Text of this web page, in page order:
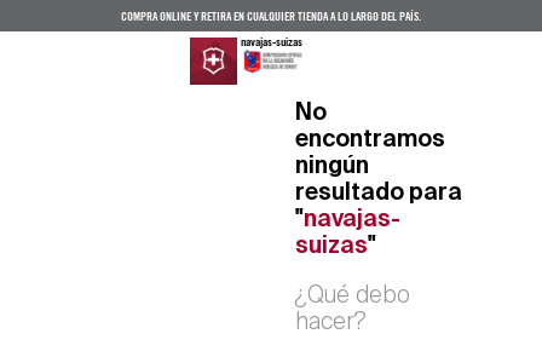
COMPRA ONLINE Y RETIRA EN CUALQUIER TIENDA A LO LARGO DEL PAÍS.
navajas-suizas
No
encontramos
ningún
resultado para
"navajas-
suizas"
¿Qué debo
hacer?